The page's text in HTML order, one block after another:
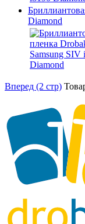
Diamond
Вперед (2 стр)